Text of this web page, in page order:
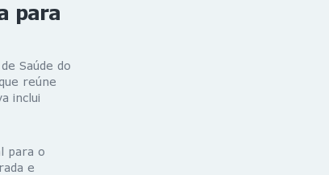
para
Saúde do
reúne
inclui
para o
e